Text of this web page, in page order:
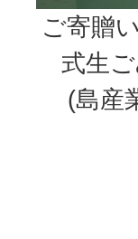
ご寄贈
式生
(島産